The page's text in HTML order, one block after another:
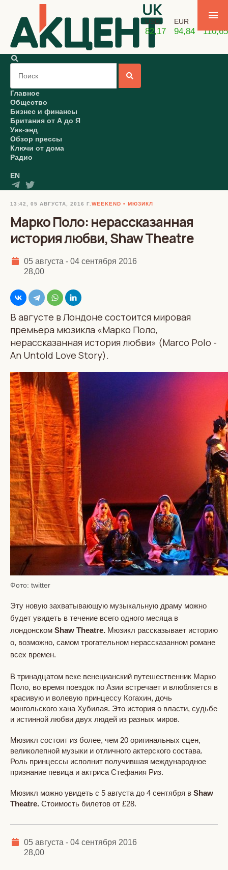
USD
82,17
EUR
94,84 110,65
Главное
Общество
Бизнес и финансы
Британия от А до Я
Уик-энд
Обзор прессы
Ключи от дома
Радио
EN
13:42, 05 АВГУСТА, 2016 Г. WEEKEND МЮЗИКЛ
Марко Поло: нерассказанная
история любви, Shaw Theatre
05 августа - 04 сентября 2016
28,00
В августе в Лондоне состоится мировая
премьера мюзикла «Марко Поло,
нерассказанная история любви» (Marco Polo -
An Untold Love Story).
Фото: twitter
Эту новую захватывающую музыкальную драму можно
будет увидеть в течение всего одного месяца в
лондонском Shaw Theatre. Мюзикл рассказывает историю
о, возможно, самом трогательном нерассказанном романе
всех времен.
В тринадцатом веке венецианский путешественник Марко
Поло, во время поездок по Азии встречает и влюбляется в
красивую и волевую принцессу Когахин, дочь
монгольского хана Хубилая. Это история о власти, судьбе
и истинной любви двух людей из разных миров.
Мюзикл состоит из более, чем 20 оригинальных сцен,
великолепной музыки и отличного актерского состава.
Роль принцессы исполнит получившая международное
признание певица и актриса Стефания Риз.
Мюзикл можно увидеть с 5 августа до 4 сентября в Shaw
Theatre. Стоимость билетов от £28.
05 августа - 04 сентября 2016
28,00